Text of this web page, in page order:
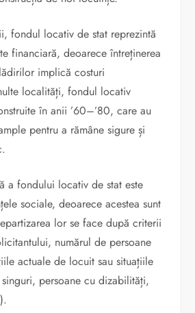
fondul locativ de stat reprezintă
financiară, deoarece întreținerea
implică costuri
localități, fondul locativ
în anii ’60–’80, care au
pentru a rămâne sigure și
a fondului locativ de stat este
sociale, deoarece acestea sunt
lor se face după criterii
numărul de persoane
actuale de locuit sau situațiile
persoane cu dizabilități,